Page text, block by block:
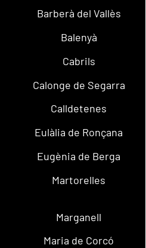
Barberà del Vallès
Balenyà
Cabrils
Calonge de Segarra
Calldetenes
Eulàlia de Ronçana
Eugènia de Berga
Martorelles
Marganell
Maria de Corcó